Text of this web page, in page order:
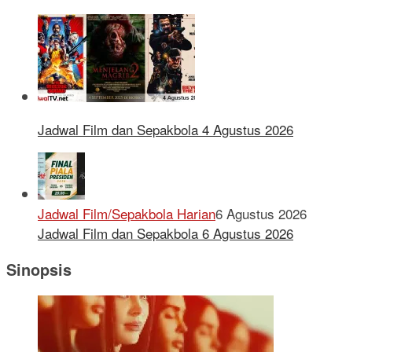
Jadwal Film dan Sepakbola 4 Agustus 2026
Jadwal Film/Sepakbola Harian6 Agustus 2026
Jadwal Film dan Sepakbola 6 Agustus 2026
Sinopsis